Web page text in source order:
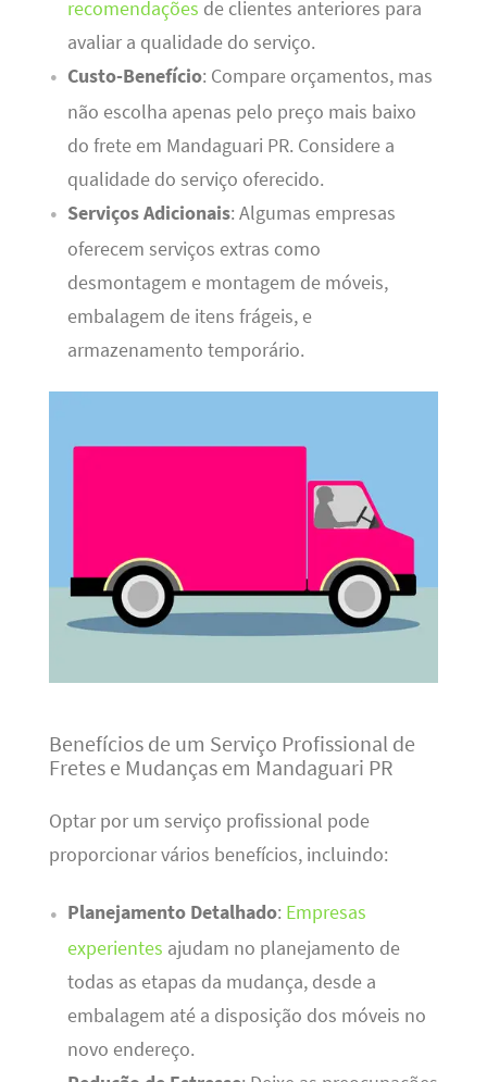
recomendações de clientes anteriores para
avaliar a qualidade do serviço.
Custo-Benefício: Compare orçamentos, mas
não escolha apenas pelo preço mais baixo
do frete em Mandaguari PR. Considere a
qualidade do serviço oferecido.
Serviços Adicionais: Algumas empresas
oferecem serviços extras como
desmontagem e montagem de móveis,
embalagem de itens frágeis, e
armazenamento temporário.
Benefícios de um Serviço Profissional de
Fretes e Mudanças em Mandaguari PR
Optar por um serviço profissional pode
proporcionar vários benefícios, incluindo:
Planejamento Detalhado: Empresas
experientes ajudam no planejamento de
todas as etapas da mudança, desde a
embalagem até a disposição dos móveis no
novo endereço.